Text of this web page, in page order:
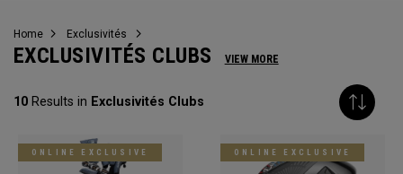
Home Exclusivités
EXCLUSIVITÉS CLUBS VIEW MORE
10 Results in Exclusivités Clubs
ONLINE EXCLUSIVE ONLINE EXCLUSIVE